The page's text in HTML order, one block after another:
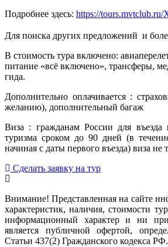
Подробнее здесь: https://
Для поиска других предложений  и
В стоимость тура включено:
питание «всё включено», трансферы,
гида.
Дополнительно оплачивается :
желанию), дополнительный багаж
Виза : гражданам России для
туризма сроком до 90 дней (в
начиная с даты первого въезда) виза не
Сделать заявку на тур
Внимание! Представленная на сайте
характеристик, наличия, стоимости
информационный характер и ни
является публичной офертой,
Статьи 437(2) Гражданского кодекса РФ.